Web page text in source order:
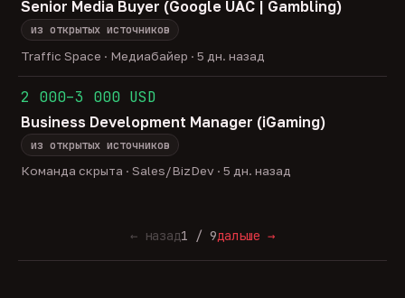
Senior Media Buyer (Google UAC | Gambling)
из открытых источников
Traffic Space · Медиабайер · 5 дн. назад
2 000–3 000 USD
Business Development Manager (iGaming)
из открытых источников
Команда скрыта · Sales/BizDev · 5 дн. назад
← назад1 / 9дальше →